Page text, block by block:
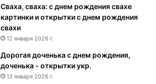
Сваха, сваха: с днем рождения свахе
картинки и открытки с днем рождения
свахи
12 января 2026 г.
Дорогая доченька с днем рождения,
доченька - открытки укр.
13 января 2026 г.